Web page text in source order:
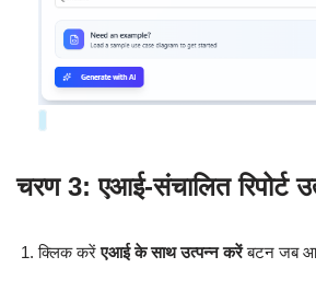
चरण 3: एआई-संचालित रिपोर्ट
क्लिक करेंएआई के साथ उत्पन्न करेंबटन जब